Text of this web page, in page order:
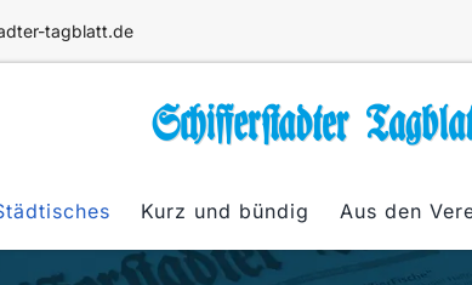
tagblatt.de
Kurz und bündig Aus den